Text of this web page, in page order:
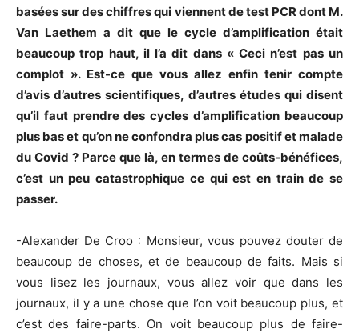
basées sur des chiffres qui viennent de test PCR dont M.
Van Laethem a dit que le cycle d’amplification était
beaucoup trop haut, il l’a dit dans « Ceci n’est pas un
complot ». Est-ce que vous allez enfin tenir compte
d’avis d’autres scientifiques, d’autres études qui disent
qu’il faut prendre des cycles d’amplification beaucoup
plus bas et qu’on ne confondra plus cas positif et malade
du Covid ? Parce que là, en termes de coûts-bénéfices,
c’est un peu catastrophique ce qui est en train de se
passer.
-Alexander De Croo : Monsieur, vous pouvez douter de
beaucoup de choses, et de beaucoup de faits. Mais si
vous lisez les journaux, vous allez voir que dans les
journaux, il y a une chose que l’on voit beaucoup plus, et
c’est des faire-parts. On voit beaucoup plus de faire-